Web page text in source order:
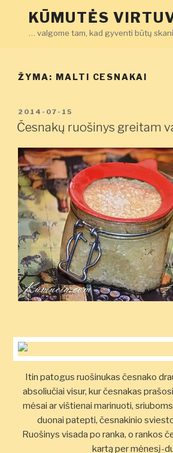
KŪMUTĖS
… valgome tam, kad gyventi būtų
ŽYMA: MALTI CESNAKAI
PASKELBTA
2014-07-15
Česnakų ruošinys greitam
Itin patogus ruošinukas česnako
absoliučiai visur, kur česnakas
mėsai ar vištienai marinuoti,
duonai patepti, česnakinio
Ruošinys visada po ranka, o rankos
kartą per mėnesį-